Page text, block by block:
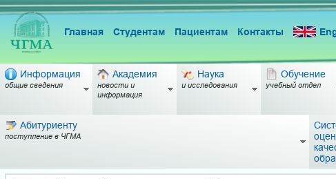
Главная Студентам Пациентам Контакты
Информация
общие сведения
Академия
новости и
информация
Наука
и исследования
Обучение
учебный отдел
Абитуриенту
поступление в ЧГМА